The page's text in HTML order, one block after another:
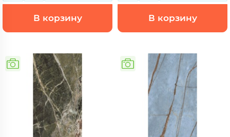
В корзину В корзину